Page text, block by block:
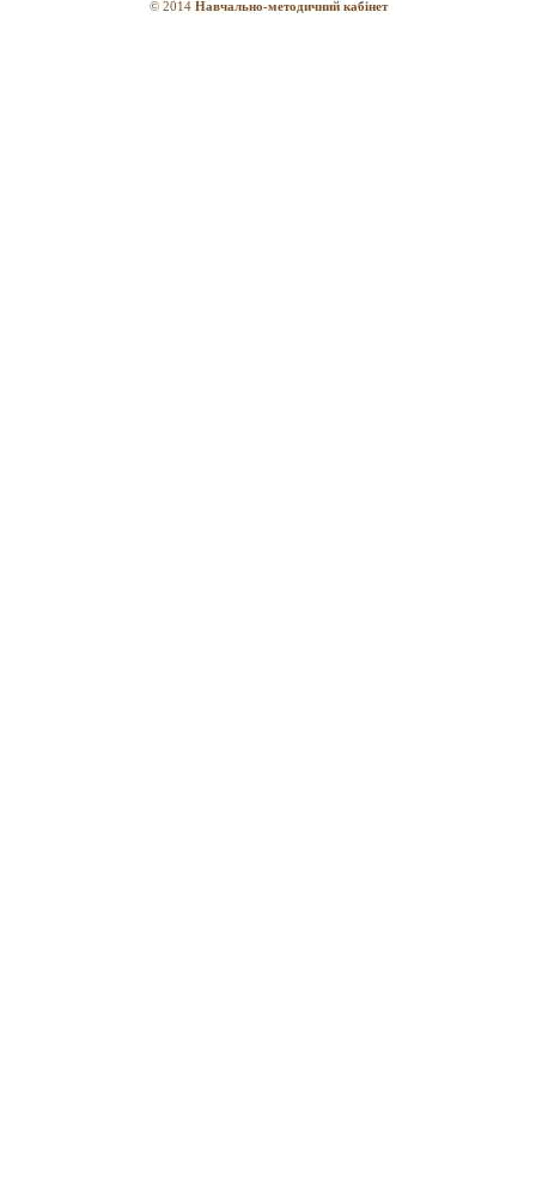
© 2014 Навчально-методичний кабінет